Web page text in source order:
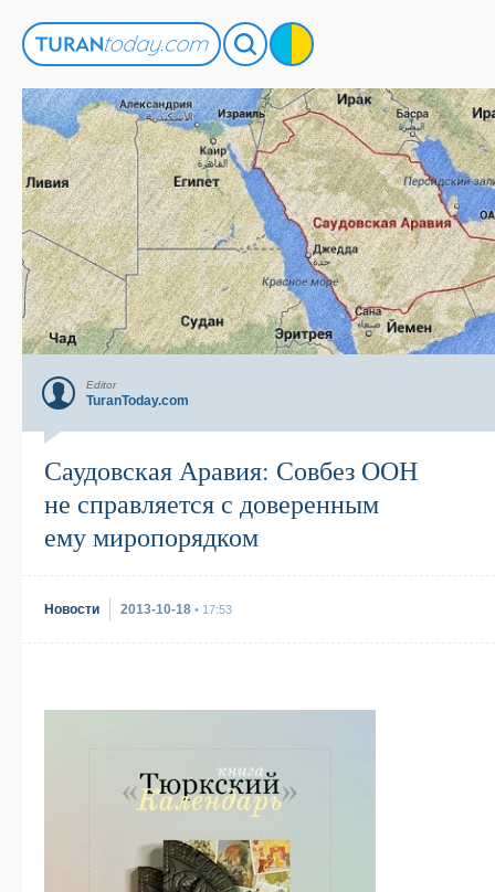
Editor
TuranToday.com
Саудовская Аравия: Совбез ООН
не справляется с доверенным
ему миропорядком
Новости 2013-10-18 • 17:53